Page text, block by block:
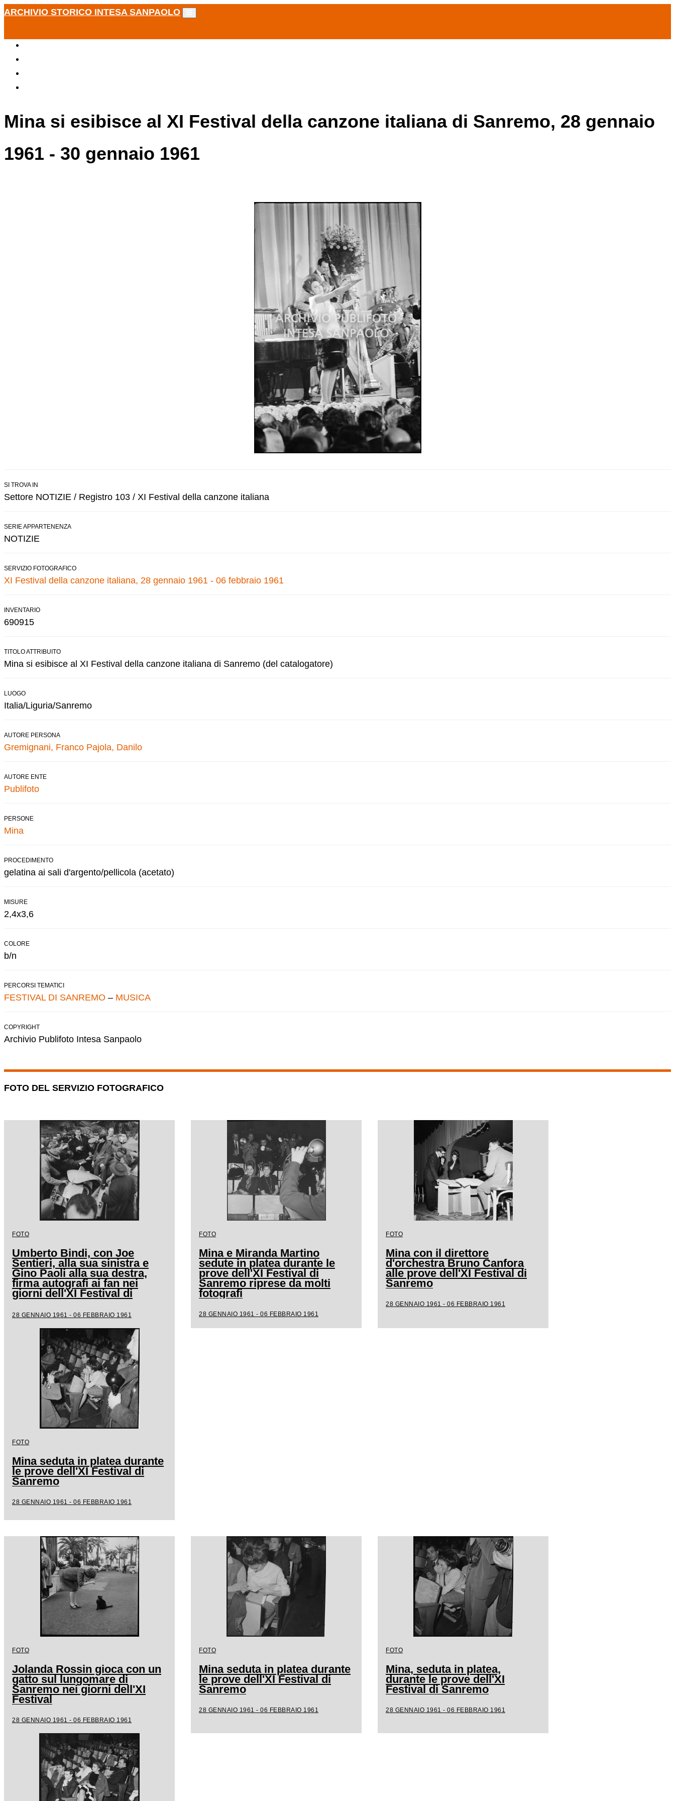
ARCHIVIO STORICO INTESA SANPAOLO
Mina si esibisce al XI Festival della canzone italiana di Sanremo, 28 gennaio
1961 - 30 gennaio 1961
SI TROVA IN
Settore NOTIZIE / Registro 103 / XI Festival della canzone italiana
SERIE APPARTENENZA
NOTIZIE
SERVIZIO FOTOGRAFICO
XI Festival della canzone italiana, 28 gennaio 1961 - 06 febbraio 1961
INVENTARIO
690915
TITOLO ATTRIBUITO
Mina si esibisce al XI Festival della canzone italiana di Sanremo (del catalogatore)
LUOGO
Italia/Liguria/Sanremo
AUTORE PERSONA
Gremignani, Franco Pajola, Danilo
AUTORE ENTE
Publifoto
PERSONE
Mina
PROCEDIMENTO
gelatina ai sali d'argento/pellicola (acetato)
MISURE
2,4x3,6
COLORE
b/n
PERCORSI TEMATICI
FESTIVAL DI SANREMO – MUSICA
COPYRIGHT
Archivio Publifoto Intesa Sanpaolo
FOTO DEL SERVIZIO FOTOGRAFICO
FOTO
Umberto Bindi, con Joe
Sentieri, alla sua sinistra e
Gino Paoli alla sua destra,
firma autografi ai fan nei
giorni dell'XI Festival di
Sanremo
28 GENNAIO 1961 - 06 FEBBRAIO 1961
FOTO
Mina e Miranda Martino
sedute in platea durante le
prove dell'XI Festival di
Sanremo riprese da molti
fotografi
28 GENNAIO 1961 - 06 FEBBRAIO 1961
FOTO
Mina con il direttore
d'orchestra Bruno Canfora
alle prove dell'XI Festival di
Sanremo
28 GENNAIO 1961 - 06 FEBBRAIO 1961
FOTO
Mina seduta in platea durante
le prove dell'XI Festival di
Sanremo
28 GENNAIO 1961 - 06 FEBBRAIO 1961
FOTO
Jolanda Rossin gioca con un
gatto sul lungomare di
Sanremo nei giorni dell'XI
Festival
28 GENNAIO 1961 - 06 FEBBRAIO 1961
FOTO
Mina seduta in platea durante
le prove dell'XI Festival di
Sanremo
28 GENNAIO 1961 - 06 FEBBRAIO 1961
FOTO
Mina, seduta in platea,
durante le prove dell'XI
Festival di Sanremo
28 GENNAIO 1961 - 06 FEBBRAIO 1961